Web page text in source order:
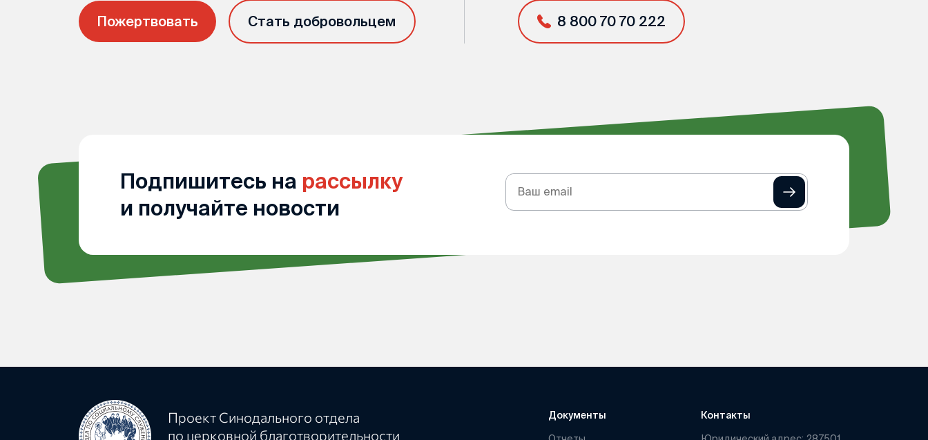
Пожертвовать Стать добровольцем 8 800 70 70 222
Подпишитесь на рассылку
и получайте новости
Подписка
на
Проект Синодального отдела
по церковной благотворительности
Документы Контакты